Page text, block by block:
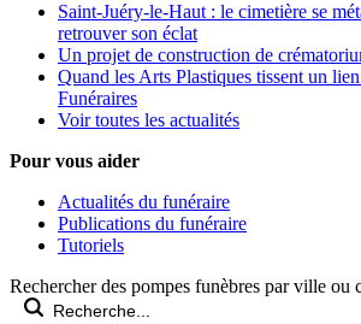
Saint-Juéry-le-Haut : le cimetière se
retrouver son éclat
Un projet de construction de
Quand les Arts Plastiques tissent un
Funéraires
Voir toutes les actualités
Pour vous aider
Actualités du funéraire
Publications du funéraire
Tutoriels
Rechercher des pompes funèbres par ville ou